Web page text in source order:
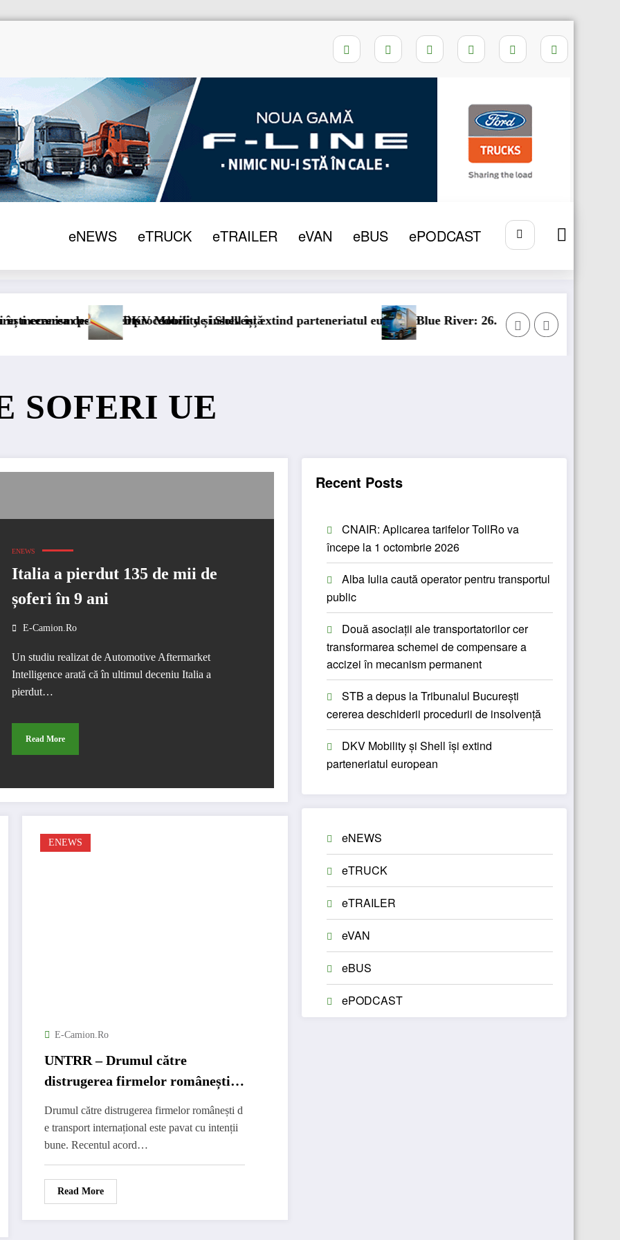
eNEWS eTRUCK eTRAILER eVAN eBUS ePODCAST
DETASARE SOFERI UE
procedurii de insolvență
DKV Mobility și Shell își extind parteneriatul europeanBlue River: 26.123 km cu un camion 100% electric în
SOFERI UE
ENEWS
Italia a pierdut 135 de mii de
șoferi în 9 ani
E-Camion.ro
Un studiu realizat de Automotive Aftermarket
Intelligence arată că în ultimul deceniu Italia a
pierdut…
Read More
ENEWS
E-Camion.ro
UNTRR – Drumul către
distrugerea firmelor românești
intenții bune
Drumul către distrugerea firmelor românești d
e transport internațional este pavat cu intenții
bune. Recentul acord…
Read More
Recent Posts
CNAIR: Aplicarea tarifelor TollRo va
începe la 1 octombrie 2026
Alba Iulia caută operator pentru transportul
public
Două asociații ale transportatorilor cer
transformarea schemei de compensare a
accizei în mecanism permanent
STB a depus la Tribunalul București
cererea deschiderii procedurii de insolvență
DKV Mobility și Shell își extind
parteneriatul european
eNEWS
eTRUCK
eTRAILER
eVAN
eBUS
ePODCAST